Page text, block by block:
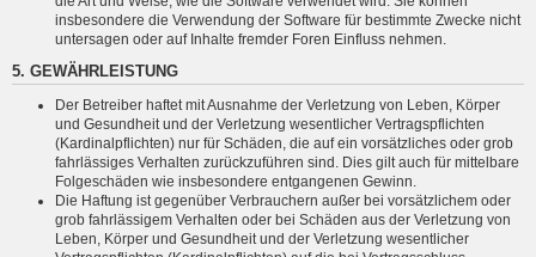
insbesondere die Verwendung der Software für bestimmte Zwecke nicht
untersagen oder auf Inhalte fremder Foren Einfluss nehmen.
5. GEWÄHRLEISTUNG
Der Betreiber haftet mit Ausnahme der Verletzung von Leben, Körper
und Gesundheit und der Verletzung wesentlicher Vertragspflichten
(Kardinalpflichten) nur für Schäden, die auf ein vorsätzliches oder grob
fahrlässiges Verhalten zurückzuführen sind. Dies gilt auch für mittelbare
Folgeschäden wie insbesondere entgangenen Gewinn.
Die Haftung ist gegenüber Verbrauchern außer bei vorsätzlichem oder
grob fahrlässigem Verhalten oder bei Schäden aus der Verletzung von
Leben, Körper und Gesundheit und der Verletzung wesentlicher